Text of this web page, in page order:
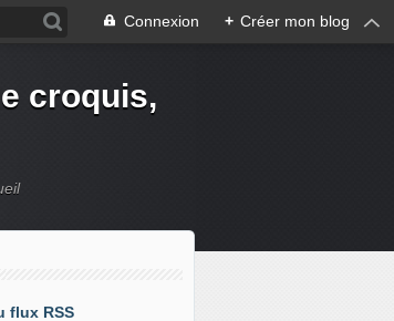
Connexion + Créer mon blog
croquis,
flux RSS